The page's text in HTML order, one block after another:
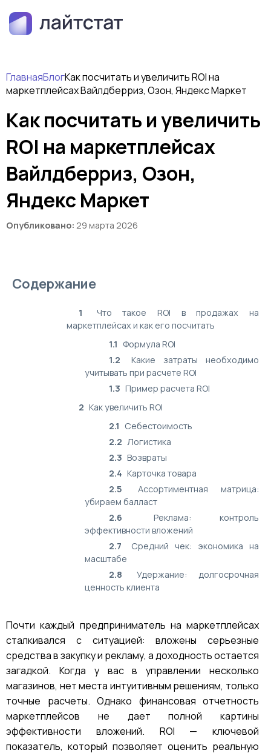
ГлавнаяБлогКак посчитать и увеличить ROI на
маркетплейсах Вайлдберриз, Озон, Яндекс Маркет
Как посчитать и увеличить
ROI на маркетплейсах
Вайлдберриз, Озон,
Яндекс Маркет
Опубликовано: 29 марта 2026
Содержание
1
Что такое ROI в продажах на
маркетплейсах и как его посчитать
1.1 Формула ROI
1.2
Какие затраты необходимо
учитывать при расчете ROI
1.3 Пример расчета ROI
2 Как увеличить ROI
2.1 Себестоимость
2.2 Логистика
2.3 Возвраты
2.4 Карточка товара
2.5
Ассортиментная матрица:
убираем балласт
2.6
Реклама: контроль
эффективности вложений
2.7
Средний чек: экономика на
масштабе
2.8
Удержание: долгосрочная
ценность клиента
Почти каждый предприниматель на маркетплейсах
сталкивался с ситуацией: вложены серьезные
средства в закупку и рекламу, а доходность остается
загадкой. Когда у вас в управлении несколько
магазинов, нет места интуитивным решениям, только
точные расчеты. Однако финансовая отчетность
маркетплейсов не дает полной картины
эффективности вложений. ROI — ключевой
показатель, который позволяет оценить реальную